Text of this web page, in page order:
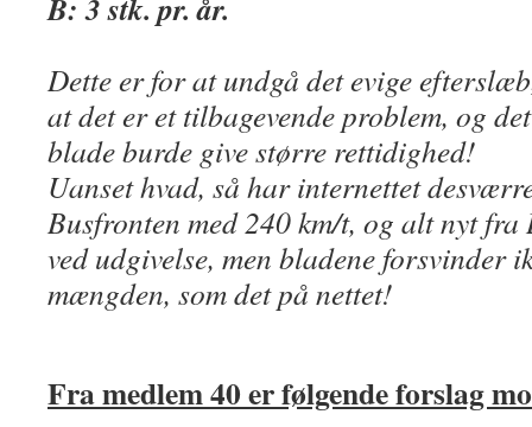
Dette er for at undgå det evige
at det er et tilbagevende problem, og
blade burde give større rettidighed!
Uanset hvad, så har internettet
Busfronten med 240 km/t, og alt nyt
ved udgivelse, men bladene forsvinder
mængden, som det på nettet!
Fra medlem 40 er følgende forslag